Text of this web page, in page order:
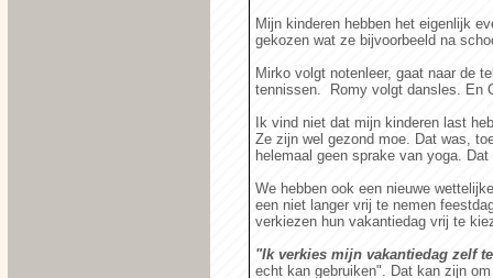
Mijn kinderen hebben het eigenlijk
gekozen wat ze bijvoorbeeld na
Mirko volgt notenleer, gaat naar de
tennissen. Romy volgt dansles. En
Ik vind niet dat mijn kinderen last
Ze zijn wel gezond moe. Dat was,
helemaal geen sprake van yoga.
We hebben ook een nieuwe
een niet langer vrij te nemen
verkiezen hun vakantiedag vrij te
"Ik verkies mijn vakantiedag zelf
echt kan gebruiken". Dat kan zijn